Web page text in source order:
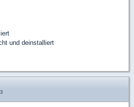
und deinstalliert